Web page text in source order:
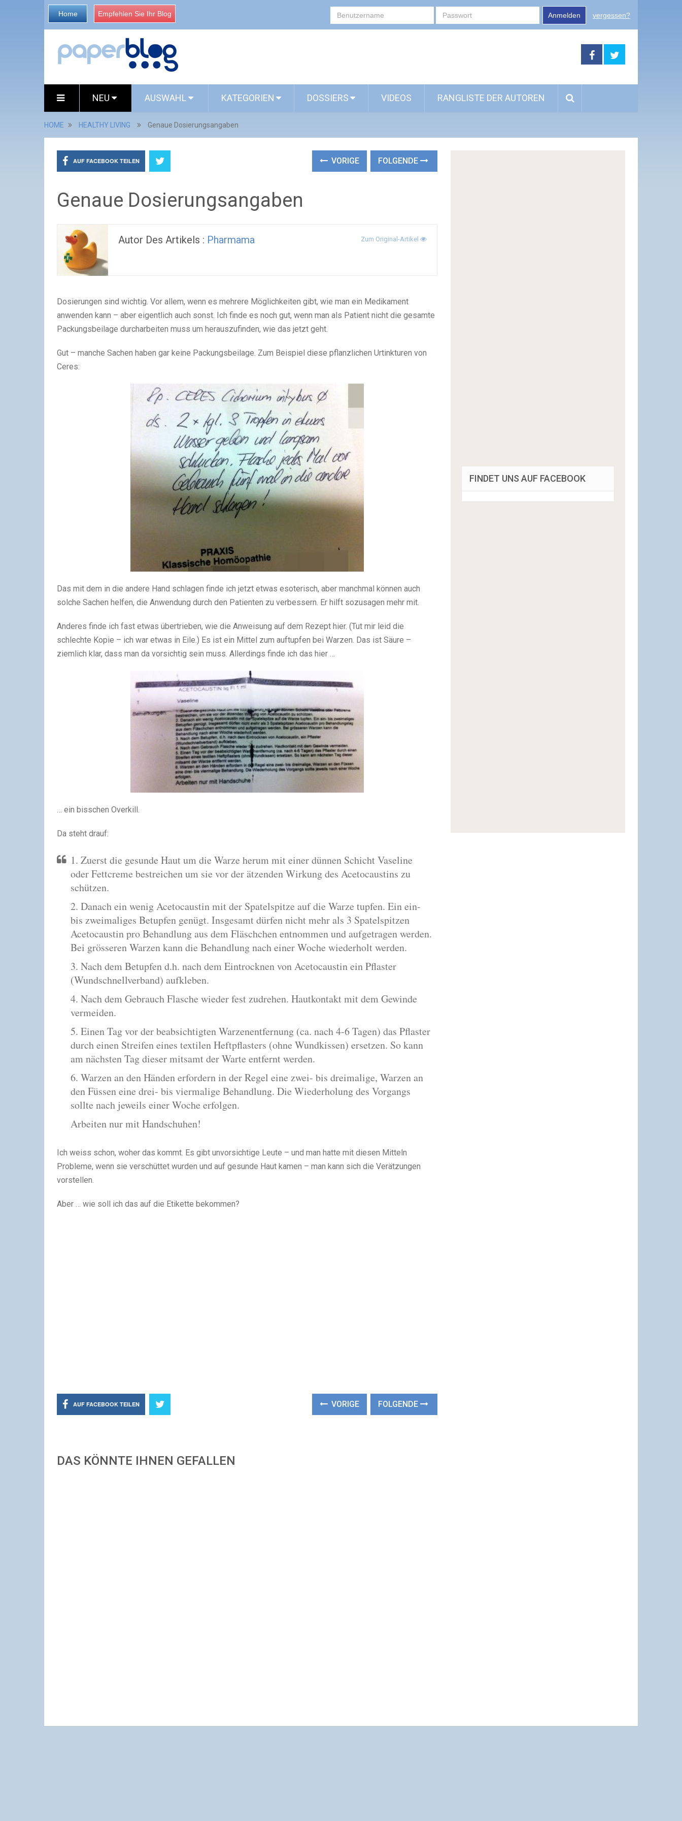
Home Empfehlen Sie Ihr Blog Anmelden vergessen?
NEU AUSWAHL KATEGORIEN DOSSIERS VIDEOS RANGLISTE DER AUTOREN
HOME HEALTHY LIVING Genaue Dosierungsangaben
AUF FACEBOOK TEILEN VORIGE FOLGENDE
Genaue Dosierungsangaben
Autor Des Artikels : Pharmama Zum Original-Artikel
Dosierungen sind wichtig. Vor allem, wenn es mehrere Möglichkeiten gibt, wie man ein Medikament
anwenden kann – aber eigentlich auch sonst. Ich finde es noch gut, wenn man als Patient nicht die gesamte
Packungsbeilage durcharbeiten muss um herauszufinden, wie das jetzt geht.
Gut – manche Sachen haben gar keine Packungsbeilage. Zum Beispiel diese pflanzlichen Urtinkturen von
Ceres:
Das mit dem in die andere Hand schlagen finde ich jetzt etwas esoterisch, aber manchmal können auch
solche Sachen helfen, die Anwendung durch den Patienten zu verbessern. Er hilft sozusagen mehr mit.
Anderes finde ich fast etwas übertrieben, wie die Anweisung auf dem Rezept hier. (Tut mir leid die
schlechte Kopie – ich war etwas in Eile.) Es ist ein Mittel zum auftupfen bei Warzen. Das ist Säure –
ziemlich klar, dass man da vorsichtig sein muss. Allerdings finde ich das hier …
… ein bisschen Overkill.
Da steht drauf:
1. Zuerst die gesunde Haut um die Warze herum mit einer dünnen Schicht Vaseline
oder Fettcreme bestreichen um sie vor der ätzenden Wirkung des Acetocaustins zu
schützen.
2. Danach ein wenig Acetocaustin mit der Spatelspitze auf die Warze tupfen. Ein ein-
bis zweimaliges Betupfen genügt. Insgesamt dürfen nicht mehr als 3 Spatelspitzen
Acetocaustin pro Behandlung aus dem Fläschchen entnommen und aufgetragen werden.
Bei grösseren Warzen kann die Behandlung nach einer Woche wiederholt werden.
3. Nach dem Betupfen d.h. nach dem Eintrocknen von Acetocaustin ein Pflaster
(Wundschnellverband) aufkleben.
4. Nach dem Gebrauch Flasche wieder fest zudrehen. Hautkontakt mit dem Gewinde
vermeiden.
5. Einen Tag vor der beabsichtigten Warzenentfernung (ca. nach 4-6 Tagen) das Pflaster
durch einen Streifen eines textilen Heftpflasters (ohne Wundkissen) ersetzen. So kann
am nächsten Tag dieser mitsamt der Warte entfernt werden.
6. Warzen an den Händen erfordern in der Regel eine zwei- bis dreimalige, Warzen an
den Füssen eine drei- bis viermalige Behandlung. Die Wiederholung des Vorgangs
sollte nach jeweils einer Woche erfolgen.
Arbeiten nur mit Handschuhen!
Ich weiss schon, woher das kommt. Es gibt unvorsichtige Leute – und man hatte mit diesen Mitteln
Probleme, wenn sie verschüttet wurden und auf gesunde Haut kamen – man kann sich die Verätzungen
vorstellen.
Aber … wie soll ich das auf die Etikette bekommen?
AUF FACEBOOK TEILEN VORIGE FOLGENDE
DAS KÖNNTE IHNEN GEFALLEN
FINDET UNS AUF FACEBOOK